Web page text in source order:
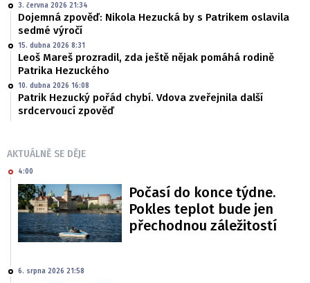
3. června 2026 21:34
Dojemná zpověď: Nikola Hezucká by s Patrikem oslavila
sedmé výročí
15. dubna 2026 8:31
Leoš Mareš prozradil, zda ještě nějak pomáhá rodině
Patrika Hezuckého
10. dubna 2026 16:08
Patrik Hezucký pořád chybí. Vdova zveřejnila další
srdcervoucí zpověď
AKTUÁLNĚ SE DĚJE
4:00
Počasí do konce týdne.
Pokles teplot bude jen
přechodnou záležitostí
6. srpna 2026 21:58